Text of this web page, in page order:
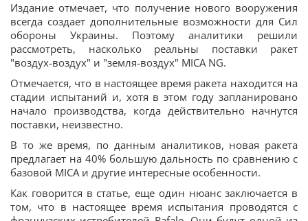
Издание отмечает, что получение нового вооружения
всегда создает дополнительные возможности для Сил
обороны Украины. Поэтому аналитики решили
рассмотреть, насколько реальны поставки ракет
"воздух-воздух" и "земля-воздух" MICA NG.
Отмечается, что в настоящее время ракета находится на
стадии испытаний и, хотя в этом году запланировано
начало производства, когда действительно начнутся
поставки, неизвестно.
В то же время, по данным аналитиков, новая ракета
предлагает на 40% большую дальность по сравнению с
базовой MICA и другие интересные особенности.
Как говорится в статье, еще один нюанс заключается в
том, что в настоящее время испытания проводятся с